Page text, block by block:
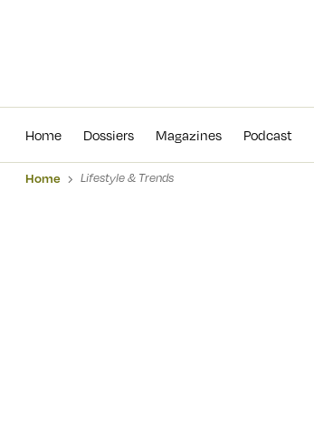
Home Dossiers Magazines Podcast
Home Lifestyle & Trends